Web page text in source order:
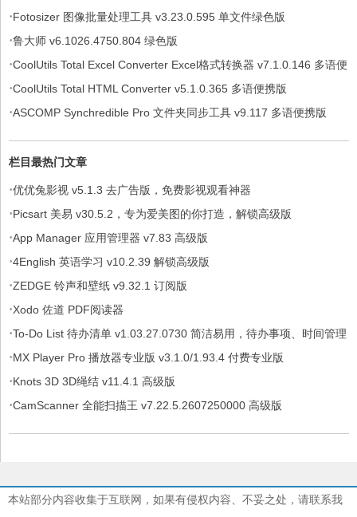
·Fotosizer 图像批量处理工具 v3.23.0.595 单文件绿色版
·鲁大师 v6.1026.4750.804 绿色版
·CoolUtils Total Excel Converter Excel格式转换器 v7.1.0.146 多语便
携版
·CoolUtils Total HTML Converter v5.1.0.365 多语便携版
·ASCOMP Synchredible Pro 文件夹同步工具 v9.117 多语便携版
栏目最热门文章
·优优兔影视 v5.1.3 去广告版，免费影视观看神器
·Picsart 美易 v30.5.2，专为爱美图的你打造，解锁高级版
·App Manager 应用管理器 v7.83 高级版
·4English 英语学习 v10.2.39 解锁高级版
·ZEDGE 铃声和壁纸 v9.32.1 订阅版
·Xodo 佐道 PDF阅读器
·To-Do List 待办清单 v1.03.27.0730 简洁易用，待办事项、时间管理
软件，解锁专业版
·MX Player Pro 播放器专业版 v3.1.0/1.93.4 付费专业版
·Knots 3D 3D绳结 v11.4.1 高级版
·CamScanner 全能扫描王 v7.22.5.2607250000 高级版
本站部分内容收集于互联网，如果有侵权内容、不妥之处，请联系我